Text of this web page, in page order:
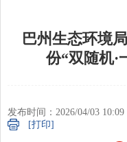
巴州生态环境
份“双随机·
发布时间：2026/04/03 10:09
[打印]